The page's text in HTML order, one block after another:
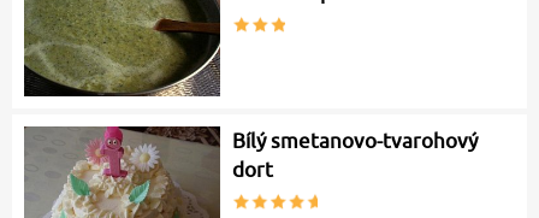
Bílý smetanovo-tvarohový
dort